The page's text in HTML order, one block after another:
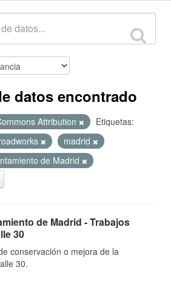
datos encontrado
Attribution
Etiquetas:
madrid
de Madrid
de Madrid - Trabajos
30
conservación o mejora de la
30.